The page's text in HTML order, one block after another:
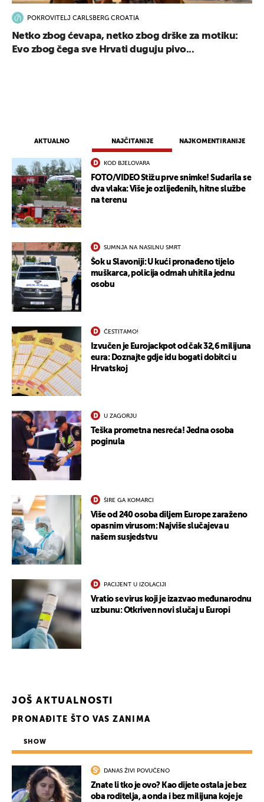
AKTUALNO NAJČITANIJE NAJKOMENTIRANIJE
KOD BJELOVARA
FOTO/VIDEO Stižu prve snimke! Sudarila se
dva vlaka: Više je ozlijeđenih, hitne službe
na terenu
SUMNJA NA NASILNU SMRT
Šok u Slavoniji: U kući pronađeno tijelo
muškarca, policija odmah uhitila jednu
osobu
ČESTITAMO!
Izvučen je Eurojackpot od čak 32,6 milijuna
eura: Doznajte gdje idu bogati dobitci u
Hrvatskoj
U ZAGORJU
Teška prometna nesreća! Jedna osoba
poginula
ŠIRE GA KOMARCI
Više od 240 osoba diljem Europe zaraženo
opasnim virusom: Najviše slučajeva u
našem susjedstvu
PACIJENT U IZOLACIJI
Vratio se virus koji je izazvao međunarodnu
uzbunu: Otkriven novi slučaj u Europi
JOŠ AKTUALNOSTI
POKROVITELJ CARLSBERG CROATIA
Netko zbog ćevapa, netko zbog drške za motiku:
Evo zbog čega sve Hrvati duguju pivo...
PRONAĐITE ŠTO VAS ZANIMA
SHOW
DANAS ŽIVI POVUČENO
Znate li tko je ovo? Kao dijete ostala je bez
oba roditelja, a onda i bez milijuna koje je
UKLJUČITE NOTIFIKACIJE